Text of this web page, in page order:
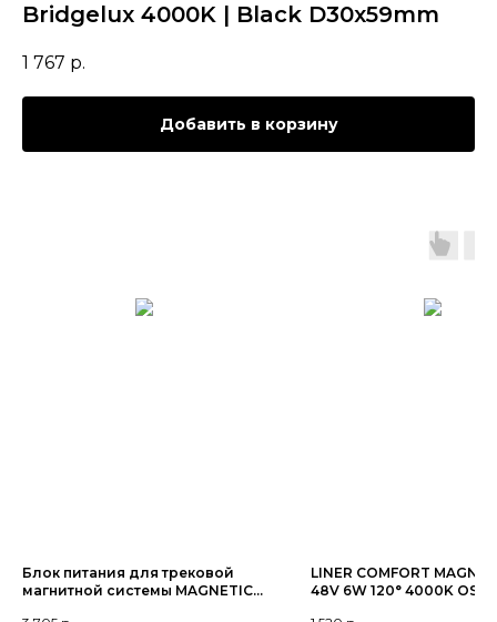
Bridgelux 4000K | Black D30х59mm
1 767 р.
Добавить в корзину
Блок питания для трековой
магнитной системы MAGNETIC
LINER COMFORT
48V 6W 120° 4000K